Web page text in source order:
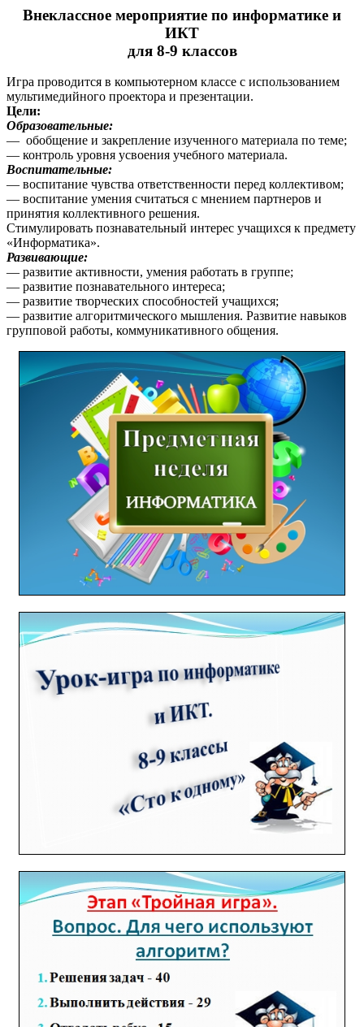
Внеклассное мероприятие по информатике и
ИКТ
для 8-9 классов
Игра проводится в компьютерном классе с использованием
мультимедийного проектора и презентации.
Цели:
Образовательные:
— обобщение и закрепление изученного материала по теме;
— контроль уровня усвоения учебного материала.
Воспитательные:
— воспитание чувства ответственности перед коллективом;
— воспитание умения считаться с мнением партнеров и
принятия коллективного решения.
Стимулировать познавательный интерес учащихся к предмету
«Информатика».
Развивающие:
— развитие активности, умения работать в группе;
— развитие познавательного интереса;
— развитие творческих способностей учащихся;
— развитие алгоритмического мышления. Развитие навыков
групповой работы, коммуникативного общения.